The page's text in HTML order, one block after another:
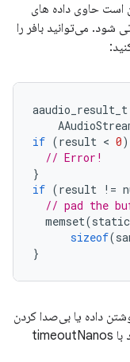
است حاوی داده های
شود. می‌توانید بافر را
aaudio_result_t
if (result < 0)
// Error!
}
if (result !=
// pad the
memset(
sizeof(
}
داده یا بی‌صدا کردن
در آن، پر کنید. این باید در یک تماس غیرمسدود با timeoutNanos